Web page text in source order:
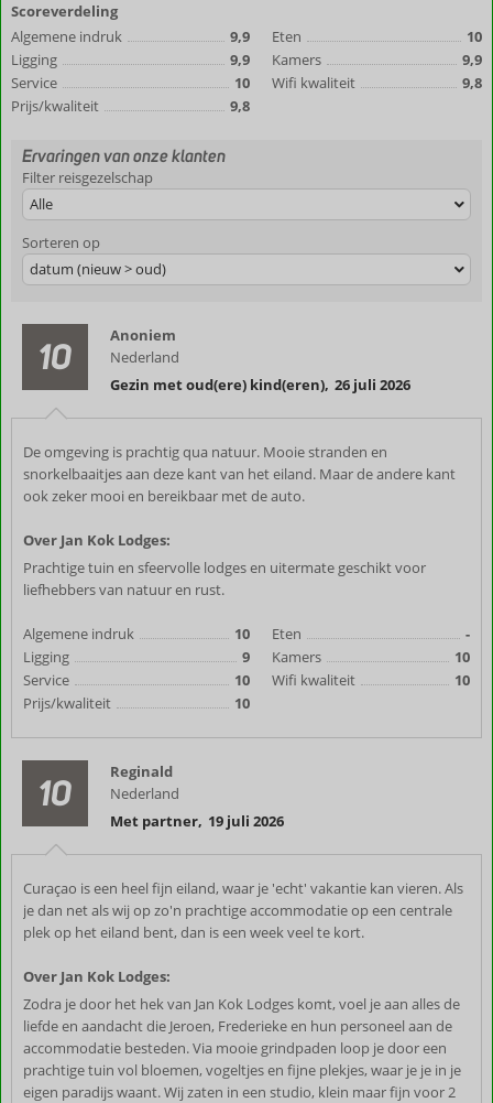
Scoreverdeling
Algemene indruk
9,9
Ligging
9,9
Service
10
Prijs/kwaliteit
9,8
Eten
10
Kamers
9,9
Wifi kwaliteit
9,8
Ervaringen van onze klanten
Filter reisgezelschap
Alle
Sorteren op
datum (nieuw > oud)
10
Anoniem
Nederland
Gezin met oud(ere) kind(eren), 26 juli 2026
De omgeving is prachtig qua natuur. Mooie stranden en
snorkelbaaitjes aan deze kant van het eiland. Maar de andere kant
ook zeker mooi en bereikbaar met de auto.
Over Jan Kok Lodges:
Prachtige tuin en sfeervolle lodges en uitermate geschikt voor
liefhebbers van natuur en rust.
Algemene indruk
10
Ligging
9
Service
10
Prijs/kwaliteit
10
Eten
-
Kamers
10
Wifi kwaliteit
10
10
Reginald
Nederland
Met partner, 19 juli 2026
Curaçao is een heel fijn eiland, waar je 'echt' vakantie kan vieren. Als
je dan net als wij op zo'n prachtige accommodatie op een centrale
plek op het eiland bent, dan is een week veel te kort.
Over Jan Kok Lodges:
Zodra je door het hek van Jan Kok Lodges komt, voel je aan alles de
liefde en aandacht die Jeroen, Frederieke en hun personeel aan de
accommodatie besteden. Via mooie grindpaden loop je door een
prachtige tuin vol bloemen, vogeltjes en fijne plekjes, waar je je in je
eigen paradijs waant. Wij zaten in een studio, klein maar fijn voor 2